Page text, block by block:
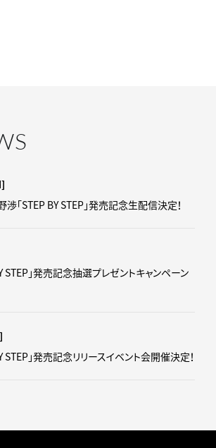
「STEP BY STEP」発売記念生配信決定！
STEP」発売記念抽選プレゼントキャンペーン
STEP」発売記念リリースイベント会開催決定！